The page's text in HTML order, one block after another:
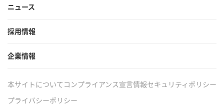
ニュース
採用情報
企業情報
本サイトについてコンプライアンス宣言情報セキュリティポリシー
プライバシーポリシー